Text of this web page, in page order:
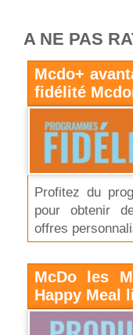
A NE PAS
Mcdo+
fidélité
Profitez du
pour obtenir
offres
McDo les
Happy Meal